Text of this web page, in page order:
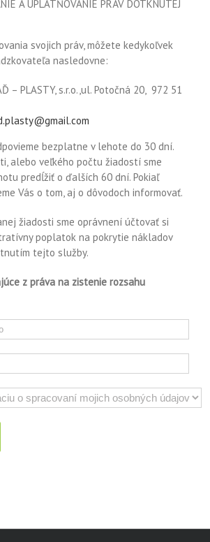
A UPLATŇOVANIE PRÁV DOTKNUTEJ
svojich práv, môžete kedykoľvek
nasledovne:
– PLASTY, s.r.o.,ul. Potočná 20, 972 51
bezplatne v lehote do 30 dní.
alebo veľkého počtu žiadostí sme
predĺžiť o ďalších 60 dní. Pokiaľ
Vás o tom, aj o dôvodoch informovať.
žiadosti sme oprávnení účtovať si
poplatok na pokrytie nákladov
tejto služby.
z práva na zistenie rozsahu